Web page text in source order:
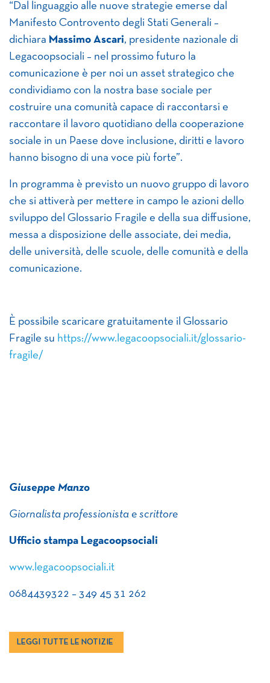
“Dal linguaggio alle nuove strategie emerse dal
Manifesto Controvento degli Stati Generali –
dichiara Massimo Ascari, presidente nazionale di
Legacoopsociali – nel prossimo futuro la
comunicazione è per noi un asset strategico che
condividiamo con la nostra base sociale per
costruire una comunità capace di raccontarsi e
raccontare il lavoro quotidiano della cooperazione
sociale in un Paese dove inclusione, diritti e lavoro
hanno bisogno di una voce più forte”.
In programma è previsto un nuovo gruppo di lavoro
che si attiverà per mettere in campo le azioni dello
sviluppo del Glossario Fragile e della sua diffusione,
messa a disposizione delle associate, dei media,
delle università, delle scuole, delle comunità e della
comunicazione.
È possibile scaricare gratuitamente il Glossario
Fragile su https://www.legacoopsociali.it/glossario-
fragile/
Giuseppe Manzo
Giornalista professionista e scrittore
Ufficio stampa Legacoopsociali
www.legacoopsociali.it
0684439322 – 349 45 31 262
LEGGI TUTTE LE NOTIZIE